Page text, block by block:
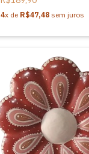
artista Anisia de
Souza
4x de R$47,48 sem juros